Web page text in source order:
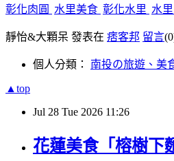
彰化肉圓
水里美食 彰化水里 水
靜怡&大顆呆 發表在 痞客邦 留言
個人分類： 南投の旅遊、美
▲top
Jul 28 Tue 2026 11:26
花蓮美食「榕樹下